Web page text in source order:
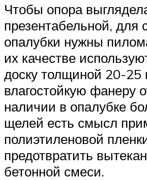
Чтобы опора
презентабельной, для
опалубки нужны
их качестве
доску толщиной 20-
влагостойкую фанеру
наличии в опалубке
щелей есть смысл
полиэтиленовой
предотвратить
бетонной смеси.